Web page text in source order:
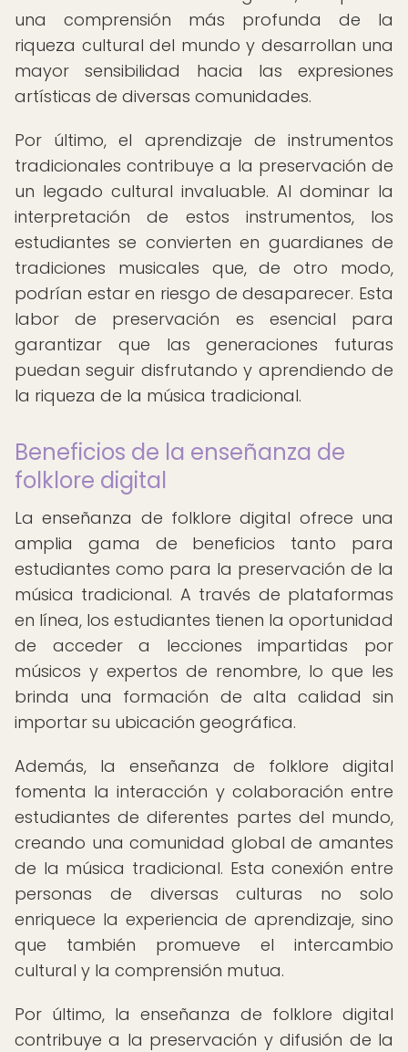
una comprensión más profunda de la
riqueza cultural del mundo y desarrollan una
mayor sensibilidad hacia las expresiones
artísticas de diversas comunidades.
Por último, el aprendizaje de instrumentos
tradicionales contribuye a la preservación de
un legado cultural invaluable. Al dominar la
interpretación de estos instrumentos, los
estudiantes se convierten en guardianes de
tradiciones musicales que, de otro modo,
podrían estar en riesgo de desaparecer. Esta
labor de preservación es esencial para
garantizar que las generaciones futuras
puedan seguir disfrutando y aprendiendo de
la riqueza de la música tradicional.
Beneficios de la enseñanza de
folklore digital
La enseñanza de folklore digital ofrece una
amplia gama de beneficios tanto para
estudiantes como para la preservación de la
música tradicional. A través de plataformas
en línea, los estudiantes tienen la oportunidad
de acceder a lecciones impartidas por
músicos y expertos de renombre, lo que les
brinda una formación de alta calidad sin
importar su ubicación geográfica.
Además, la enseñanza de folklore digital
fomenta la interacción y colaboración entre
estudiantes de diferentes partes del mundo,
creando una comunidad global de amantes
de la música tradicional. Esta conexión entre
personas de diversas culturas no solo
enriquece la experiencia de aprendizaje, sino
que también promueve el intercambio
cultural y la comprensión mutua.
Por último, la enseñanza de folklore digital
contribuye a la preservación y difusión de la